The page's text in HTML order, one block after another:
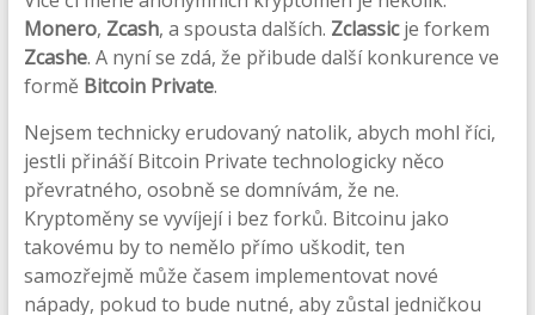
Monero, Zcash, a spousta dalších. Zclassicje forkem
Zcashe. A nyní se zdá, že přibude další konkurence ve
formě Bitcoin Private.
Nejsem technicky erudovaný natolik, abych mohl říci,
jestli přináší Bitcoin Private technologicky něco
převratného, osobně se domnívám, že ne.
Kryptoměny se vyvíjejí i bez forků. Bitcoinu jako
takovému by to nemělo přímo uškodit, ten
samozřejmě může časem implementovat nové
nápady, pokud to bude nutné, aby zůstal jedničkou